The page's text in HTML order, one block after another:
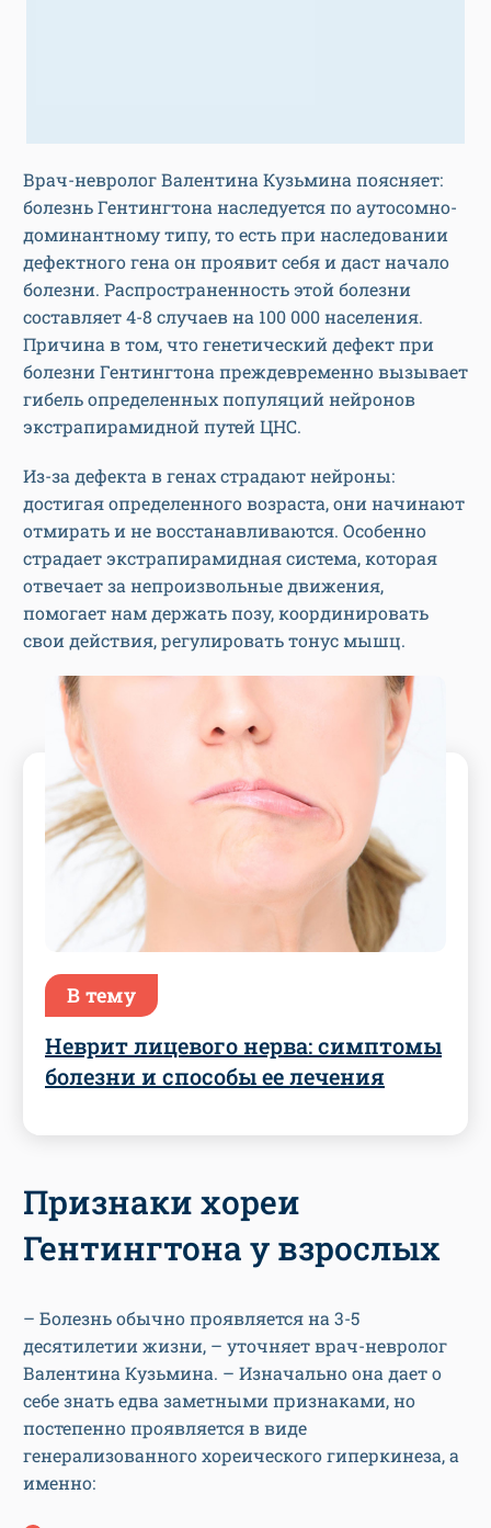
Врач-невролог Валентина Кузьмина поясняет:
болезнь Гентингтона наследуется по аутосомно-
доминантному типу, то есть при наследовании
дефектного гена он проявит себя и даст начало
болезни. Распространенность этой болезни
составляет 4-8 случаев на 100 000 населения.
Причина в том, что генетический дефект при
болезни Гентингтона преждевременно вызывает
гибель определенных популяций нейронов
экстрапирамидной путей ЦНС.
Из-за дефекта в генах страдают нейроны:
достигая определенного возраста, они начинают
отмирать и не восстанавливаются. Особенно
страдает экстрапирамидная система, которая
отвечает за непроизвольные движения,
помогает нам держать позу, координировать
свои действия, регулировать тонус мышц.
В тему
Неврит лицевого нерва: симптомы
болезни и способы ее лечения
Признаки хореи
Гентингтона у взрослых
– Болезнь обычно проявляется на 3-5
десятилетии жизни, – уточняет врач-невролог
Валентина Кузьмина. – Изначально она дает о
себе знать едва заметными признаками, но
постепенно проявляется в виде
генерализованного хореического гиперкинеза, а
именно: